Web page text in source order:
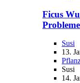
Ficus
Susi
13.
Susi
14.